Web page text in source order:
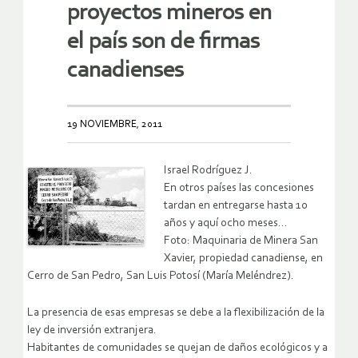
proyectos mineros en
el país son de firmas
canadienses
19 NOVIEMBRE, 2011
Israel Rodríguez J.
En otros países las concesiones
tardan en entregarse hasta 10
años y aquí ocho meses…
Foto: Maquinaria de Minera San
Xavier, propiedad canadiense, en
Cerro de San Pedro, San Luis Potosí (María Meléndrez).
La presencia de esas empresas se debe a la flexibilización de la
ley de inversión extranjera.
Habitantes de comunidades se quejan de daños ecológicos y a